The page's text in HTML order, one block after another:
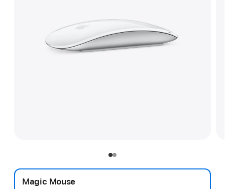
Magic Mouse